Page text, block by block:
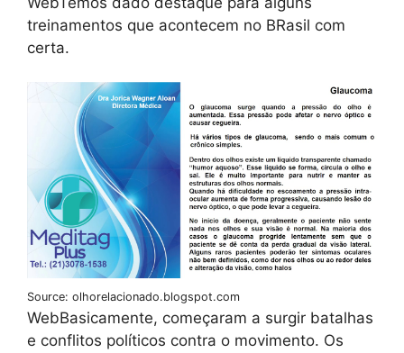
treinamentos que acontecem no BRasil com
certa.
Source: olhorelacionado.blogspot.com
WebBasicamente, começaram a surgir batalhas
e conflitos políticos contra o movimento. Os